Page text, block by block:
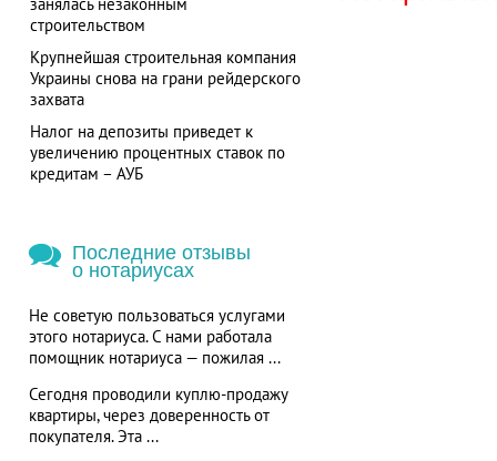
строительством
Крупнейшая строительная компания
Украины снова на грани рейдерского
захвата
Налог на депозиты приведет к
увеличению процентных ставок по
кредитам – АУБ
Последние отзывы
о нотариусах
Не советую пользоваться услугами
этого нотариуса. С нами работала
помощник нотариуса — пожилая ...
Сегодня проводили куплю-продажу
квартиры, через доверенность от
покупателя. Эта ...